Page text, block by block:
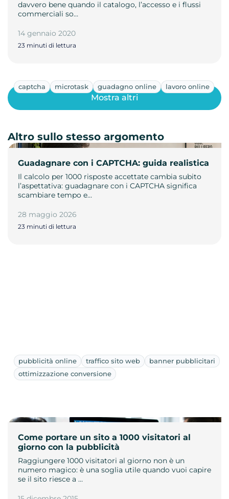
davvero bene quando il catalogo, l’accesso e i flussi
commerciali so…
14 gennaio 2020
23 minuti di lettura
captcha microtask guadagno online lavoro online
Guadagnare con i CAPTCHA: guida realistica
Il calcolo per 1000 risposte accettate cambia subito
l’aspettativa: guadagnare con i CAPTCHA significa
scambiare tempo e…
28 maggio 2026
23 minuti di lettura
Mostra altri
Altro sullo stesso argomento
pubblicità online traffico sito web
banner pubblicitari
ottimizzazione conversione
Come portare un sito a 1000 visitatori al
giorno con la pubblicità
Raggiungere 1000 visitatori al giorno non è un
numero magico: è una soglia utile quando vuoi capire
se il sito riesce a …